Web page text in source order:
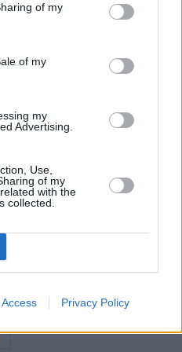
of my
of my
my
Advertising.
Use,
of my
with the
collected.
Privacy Policy
rocznie
wiadomości i
News!